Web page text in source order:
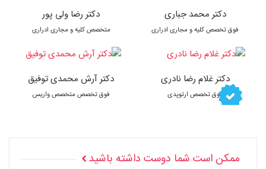
دکتر محمد جباری
فوق تخصص کلیه و مجاری ادراری
دکتر غلام رضا نادری
فوق تخصص ارتوپدی
دکتر رضا ولی پور
متخصص کلیه و مجاری ادراری
دکتر آرش محمدی توفیق
فوق تخصص متخصص واریس
ممکن است شما دوست داشته باشید